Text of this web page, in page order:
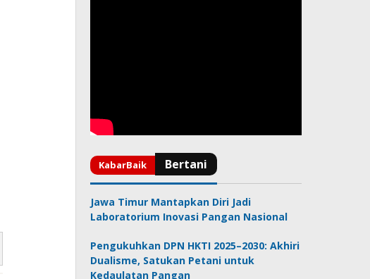
Jawa Timur Mantapkan Diri Jadi
Laboratorium Inovasi Pangan Nasional
Pengukuhkan DPN HKTI 2025–2030: Akhiri
Dualisme, Satukan Petani untuk
Kedaulatan Pangan